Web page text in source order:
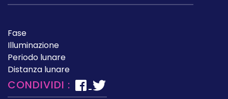
Fase
Illuminazione
Periodo lunare
Distanza lunare
CONDIVIDI :